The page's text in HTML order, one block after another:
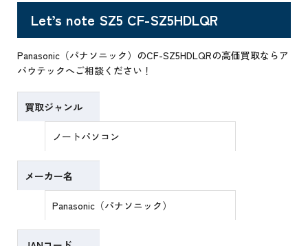
Let’s note SZ5 CF-SZ5HDLQR
Panasonic（パナソニック）のCF-SZ5HDLQRの高価買取ならア
バウテックへご相談ください！
買取ジャンル
ノートパソコン
メーカー名
Panasonic（パナソニック）